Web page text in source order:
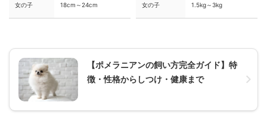
女の子 18cm～24cm 女の子 1.5kg～3kg
【ポメラニアンの飼い方完全ガイド】特
徴・性格からしつけ・健康まで